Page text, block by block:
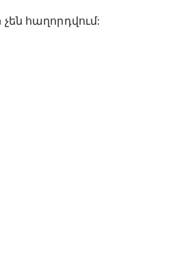
հաղորդվում: